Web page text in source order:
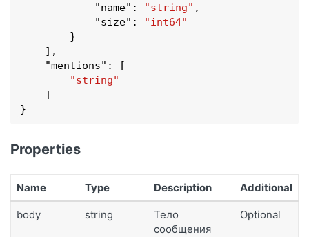
            "
name": "string" ,
            "
size":
"int64"
        }
    ]
,
    "
mentions":
[
"string"
    ]
}
Properties
Name Type Description Additional
body string
Тело
сообщения
Optional